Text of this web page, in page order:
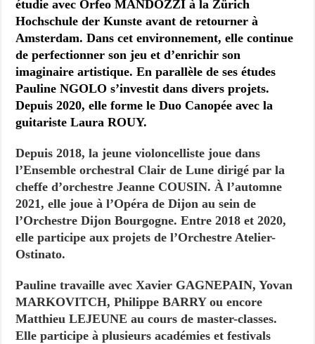
étudie avec Orfeo MANDOZZI à la Zürich
Hochschule der Kunste avant de retourner à
Amsterdam. Dans cet environnement, elle continue
de perfectionner son jeu et d’enrichir son
imaginaire artistique. En parallèle de ses études
Pauline NGOLO s’investit dans divers projets.
Depuis 2020, elle forme le Duo Canopée avec la
guitariste Laura ROUY.
Depuis 2018, la jeune violoncelliste joue dans
l’Ensemble orchestral Clair de Lune dirigé par la
cheffe d’orchestre Jeanne COUSIN. À l’automne
2021, elle joue à l’Opéra de Dijon au sein de
l’Orchestre Dijon Bourgogne. Entre 2018 et 2020,
elle participe aux projets de l’Orchestre Atelier-
Ostinato.
Pauline travaille avec Xavier GAGNEPAIN, Yovan
MARKOVITCH, Philippe BARRY ou encore
Matthieu LEJEUNE au cours de master-classes.
Elle participe à plusieurs académies et festivals